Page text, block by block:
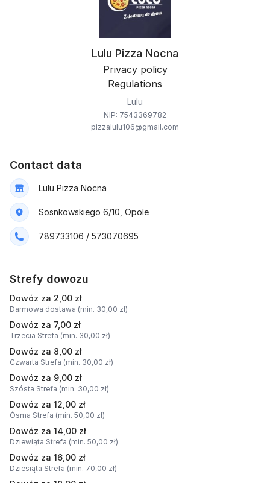
Lulu Pizza Nocna
Privacy policy
Regulations
Lulu
NIP: 7543369782
pizzalulu106@gmail.com
Contact data
Lulu Pizza Nocna
Sosnkowskiego 6/10, Opole
789733106 / 573070695
Strefy dowozu
Dowóz za 2,00 zł
Darmowa dostawa (min. 30,00 zł)
Dowóz za 7,00 zł
Trzecia Strefa (min. 30,00 zł)
Dowóz za 8,00 zł
Czwarta Strefa (min. 30,00 zł)
Dowóz za 9,00 zł
Szósta Strefa (min. 30,00 zł)
Dowóz za 12,00 zł
Ósma Strefa (min. 50,00 zł)
Dowóz za 14,00 zł
Dziewiąta Strefa (min. 50,00 zł)
Dowóz za 16,00 zł
Dziesiąta Strefa (min. 70,00 zł)